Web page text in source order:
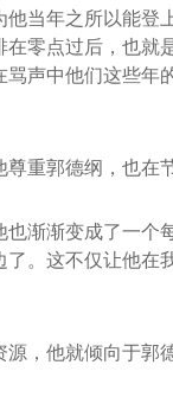
当年之所以能
零点过后，也
声中他们这些年
重郭德纲，也在
渐渐变成了一
。这不仅让他
，他就倾向于